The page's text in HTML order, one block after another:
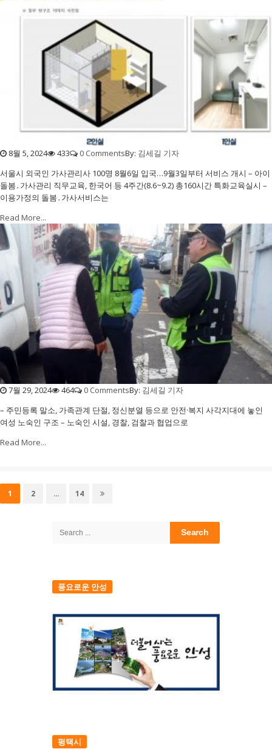
8월 5, 2024 433 0 CommentsBy: 김세길 기자
서울시 외국인 가사관리사 100명 8월6일 입국…9월3일부터 서비스 개시 – 아이
돌봄․가사관리 직무교육, 한국어 등 4주간(8.6~9.2) 총160시간 특화교육실시 –
이용가정의 돌봄․가사서비스는
Read More...
7월 29, 2024 464 0 CommentsBy: 김세길 기자
– 주민등록 말소, 가족관계 단절, 정신분열 등으로 안전·복지 사각지대에 놓인
여성 노숙인 구조 – 노숙인 시설, 경찰, 검찰과 협업으로
Read More...
내
비
Page
1 Page
2 … Page
14
풍요로운 안성
평택시